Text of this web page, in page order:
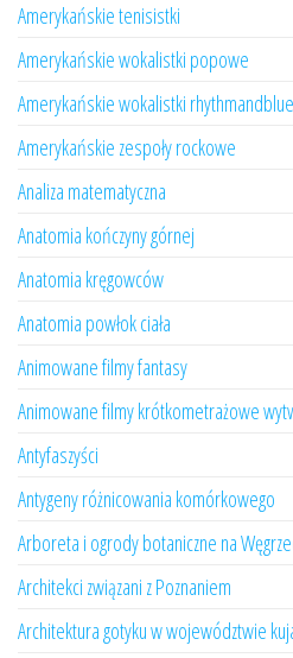
Amerykańskie tenisistki
Amerykańskie wokalistki popowe
Amerykańskie wokalistki
Amerykańskie zespoły rockowe
Analiza matematyczna
Anatomia kończyny górnej
Anatomia kręgowców
Anatomia powłok ciała
Animowane filmy fantasy
Animowane filmy krótkometrażowe
Antyfaszyści
Antygeny różnicowania komórkowego
Arboreta i ogrody botaniczne na
Architekci związani z Poznaniem
Architektura gotyku w województwie